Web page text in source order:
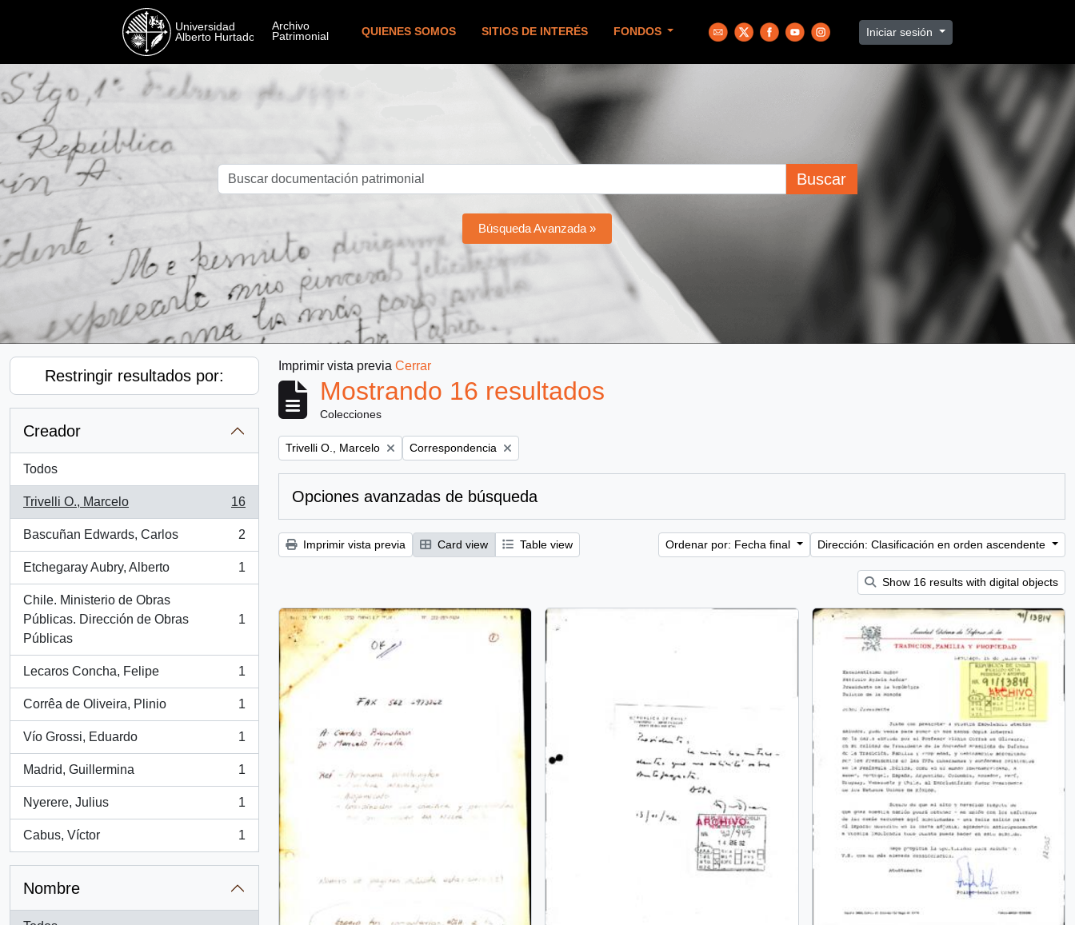
QUIENES SOMOS SITIOS DE INTERÉS FONDOS Iniciar sesión
Buscar
Búsqueda Avanzada »
Restringir resultados por:
Creador
Todos
Trivelli O., Marcelo
, 16 resultados
16
Bascuñan Edwards, Carlos
, 2 resultados
2
Etchegaray Aubry, Alberto
, 1 resultados
1
Chile. Ministerio de Obras
Públicas. Dirección de Obras
Públicas
, 1 resultados
1
Lecaros Concha, Felipe
, 1 resultados
1
Corrêa de Oliveira, Plinio
, 1 resultados
1
Vío Grossi, Eduardo
, 1 resultados
1
Madrid, Guillermina
, 1 resultados
1
Nyerere, Julius
, 1 resultados
1
Cabus, Víctor
, 1 resultados
1
Nombre
Imprimir vista previa Cerrar
Mostrando 16 resultados
Colecciones
Remove filter:
Trivelli O., Marcelo Remove filter:
Correspondencia
Opciones avanzadas de búsqueda
Imprimir vista previa Card view Table view Ordenar por: Fecha final Dirección: Clasificación en orden ascendente
Show 16 results with digital objects